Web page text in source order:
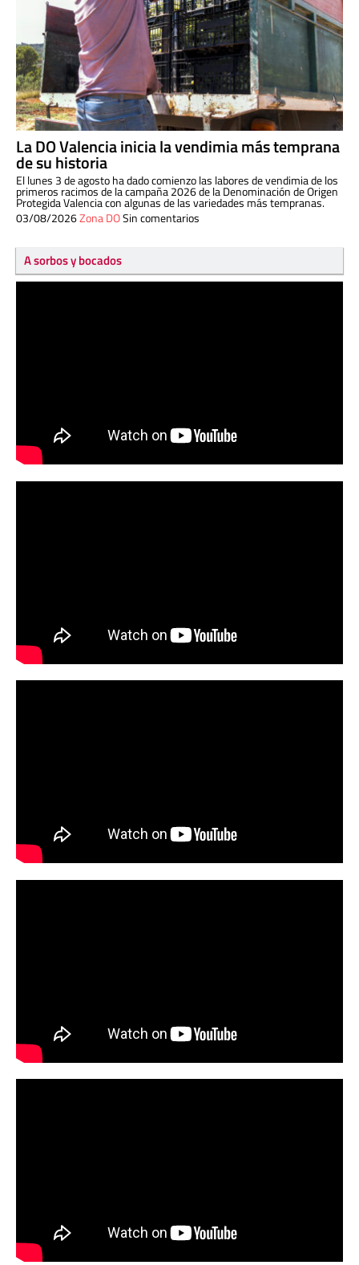
La DO Valencia inicia la vendimia más temprana
de su historia
El lunes 3 de agosto ha dado comienzo las labores de vendimia de los
primeros racimos de la campaña 2026 de la Denominación de Origen
Protegida Valencia con algunas de las variedades más tempranas.
03/08/2026Zona DOSin comentarios
A sorbos y bocados